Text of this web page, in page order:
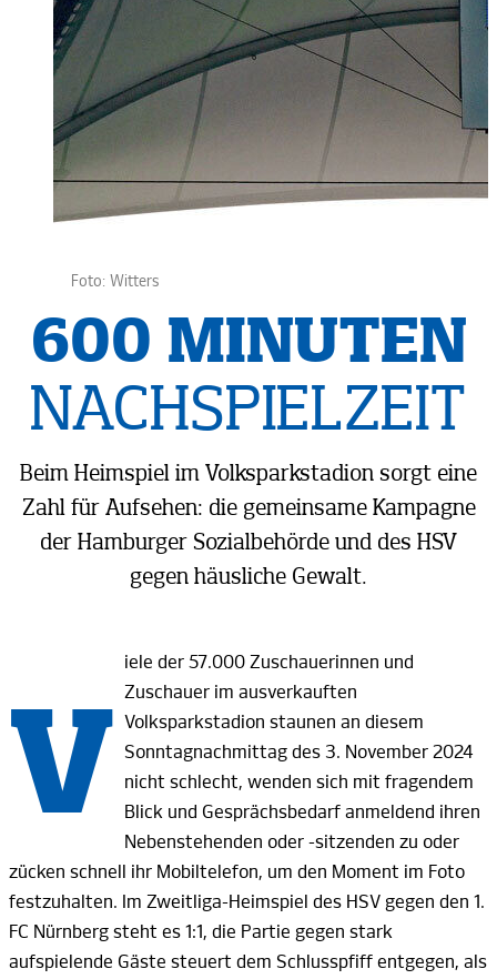
Foto: Witters
600 MINUTEN
NACHSPIELZEIT
Beim Heimspiel im Volksparkstadion sorgt eine
Zahl für Aufsehen: die gemeinsame Kampagne
der Hamburger Sozialbehörde und des HSV
gegen häusliche Gewalt.
V
iele der 57.000 Zuschauerinnen und
Zuschauer im ausverkauften
Volksparkstadion staunen an diesem
Sonntagnachmittag des 3. November 2024
nicht schlecht, wenden sich mit fragendem
Blick und Gesprächsbedarf anmeldend ihren
Nebenstehenden oder -sitzenden zu oder
zücken schnell ihr Mobiltelefon, um den Moment im Foto
festzuhalten. Im Zweitliga-Heimspiel des HSV gegen den 1.
FC Nürnberg steht es 1:1, die Partie gegen stark
aufspielende Gäste steuert dem Schlusspfiff entgegen, als